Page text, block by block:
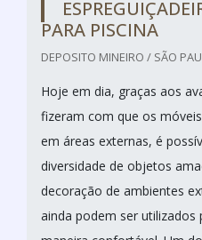
PARA PISCINA
DEPOSITO MINEIRO / SÃO
Hoje em dia, graças aos
fizeram com que os
em áreas externas, é
diversidade de objetos
decoração de ambientes
ainda podem ser utilizados